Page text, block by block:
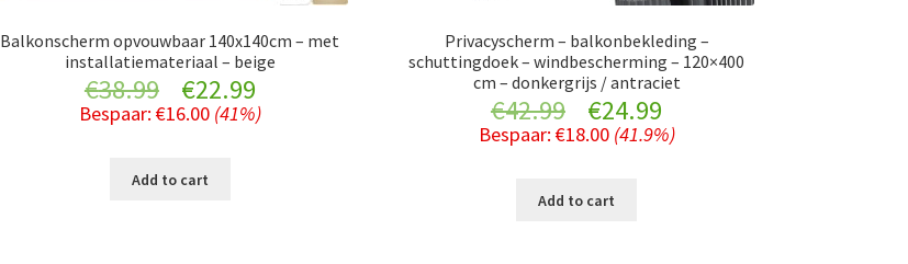
Balkonscherm opvouwbaar 140x140cm – met
installatiemateriaal – beige
€38.99
Original
price
was:
€22.99
price
Bespaar: €16.00 (41%)
Add to cart
Privacyscherm – balkonbekleding –
schuttingdoek – windbescherming – 120×400
cm – donkergrijs / antraciet
€42.99
Original
price
was:
€24.99
price
Bespaar: €18.00 (41.9%)
Add to cart